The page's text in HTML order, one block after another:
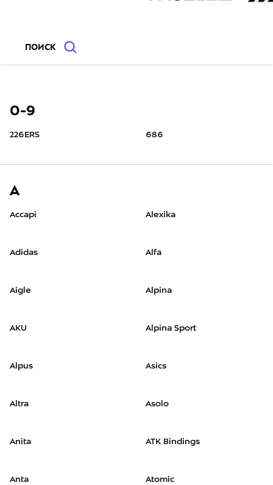
0-9
226ERS 686
A
Accapi
Adidas
Aigle
AKU
Alexika
Alfa
Alpina
Alpina Sport
Alpus
Altra
Anita
Anta
Asics
Asolo
ATK Bindings
Atomic